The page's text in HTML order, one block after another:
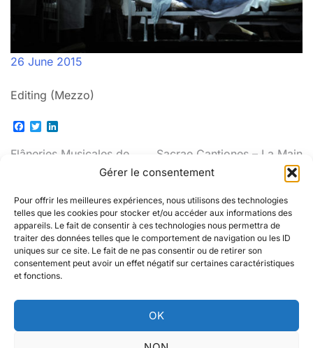
Gérer le consentement
Pour offrir les meilleures expériences, nous utilisons des technologies
telles que les cookies pour stocker et/ou accéder aux informations des
appareils. Le fait de consentir à ces technologies nous permettra de
traiter des données telles que le comportement de navigation ou les ID
uniques sur ce site. Le fait de ne pas consentir ou de retirer son
consentement peut avoir un effet négatif sur certaines caractéristiques
et fonctions.
OK
26 June 2015
Editing (Mezzo)
Facebook
Twitter
Post
Flâneries Musicales de
Sacrae Cantiones – La Main
Harmonique
Instagram
LinkedIn
© Elsa Desjardins 2025. Tous droits réservés -